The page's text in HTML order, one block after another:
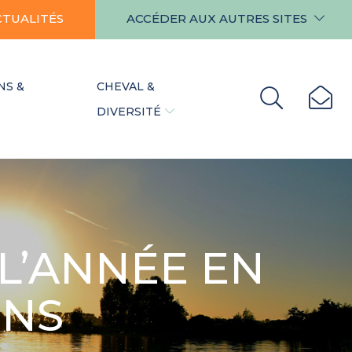
ACCÉDER AUX AUTRES SITES
&
CHEVAL &
DIVERSITÉ
EN